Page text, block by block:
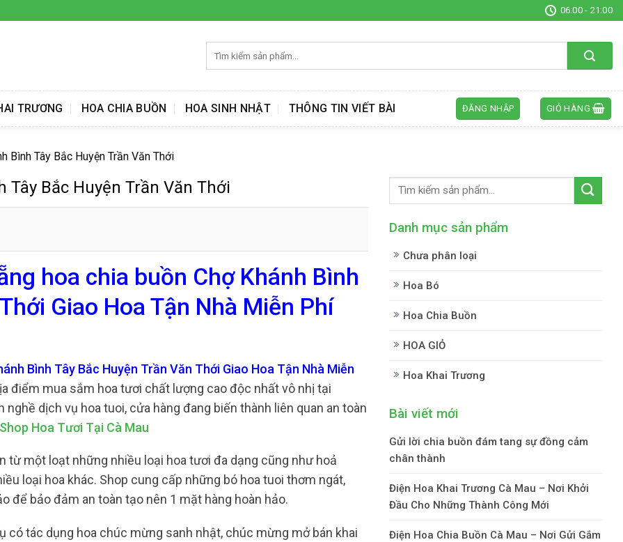
06:00 - 21:00
kiếm:
TRƯƠNG HOA CHIA BUỒN HOA SINH NHẬT THÔNG TIN VIẾT BÀI ĐĂNG NHẬP GIỎ HÀNG
Bình Tây Bắc Huyện Trần Văn Thới
Bắc Huyện Trần Văn Thới
hoa chia buồn Chợ Khánh Bình
Giao Hoa Tận Nhà Miễn Phí
Bình Tây Bắc Huyện Trần Văn Thới Giao Hoa Tận Nhà Miễn
điểm mua sắm hoa tươi chất lượng cao độc nhất vô nhị tại
dịch vụ hoa tuoi, cửa hàng đang biến thành liên quan an toàn
Shop Hoa Tươi Tại Cà Mau
từ một loạt những nhiều loại hoa tươi đa dạng cũng như hoả
loại hoa khác. Shop cung cấp những bó hoa tuoi thơm ngát,
để bảo đảm an toàn tạo nên 1 mặt hàng hoàn hảo.
có tác dụng hoa chúc mừng sanh nhật, chúc mừng mở bán khai
Danh mục sản phẩm
Chưa phân loại
Hoa Bó
Hoa Chia Buồn
HOA GIỎ
Hoa Khai Trương
Bài viết mới
Gửi lời chia buồn đám tang sự đồng cảm
chân thành
Điện Hoa Khai Trương Cà Mau – Nơi Khởi
Đầu Cho Những Thành Công Mới
Điện Hoa Chia Buồn Cà Mau – Nơi Gửi Gắm